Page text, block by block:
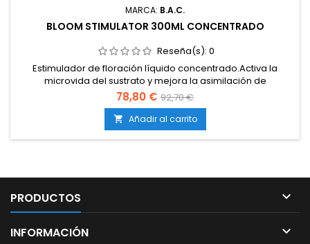
MARCA: B.A.C.
BLOOM STIMULATOR 300ML CONCENTRADO
Reseña(s): 0
Estimulador de floración líquido concentrado.Activa la
microvida del sustrato y mejora la asimilación de
nutrientes.Favorece la formación de flores densas y
resinosas.Intensifica aromas, sabores y producción de
resina.Totalmente soluble y compatible con cualquier plan
de abonado.
78,80 € 92,70 €
 Añadir al carrito
PRODUCTOS 
INFORMACIÓN 